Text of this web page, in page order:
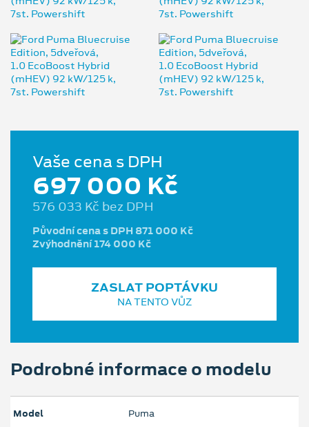
Vaše cena s DPH
697 000 Kč
576 033 Kč bez DPH
Původní cena s DPH 871 000 Kč
Zvýhodnění 174 000 Kč
ZASLAT POPTÁVKU
NA TENTO VŮZ
Podrobné informace o modelu
Model Puma